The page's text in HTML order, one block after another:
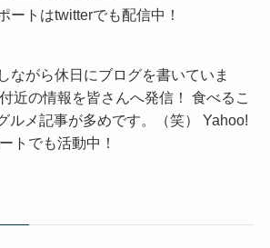
ートはtwitterでも配信中！
ながら休日にブログを書いていま
近の情報を皆さんへ発信！ 食べるこ
ルメ記事が多めです。（笑） Yahoo!
トでも活動中！